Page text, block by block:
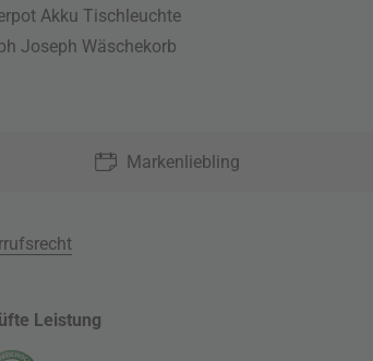
Akku Tischleuchte
Joseph Wäschekorb
Markenliebling
Leistung